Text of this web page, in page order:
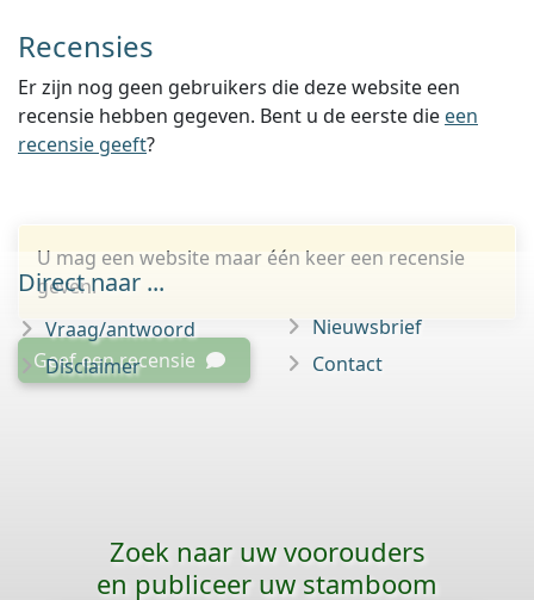
Recensies
Er zijn nog geen gebruikers die deze website een
recensie hebben gegeven. Bent u de eerste die een
recensie geeft?
U mag een website maar één keer een recensie
geven.
Geef een recensie
Direct naar ...
Vraag/antwoord
Disclaimer
Nieuwsbrief
Contact
Zoek naar uw voorouders
en publiceer uw stamboom